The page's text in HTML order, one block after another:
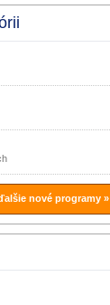
nové programy »